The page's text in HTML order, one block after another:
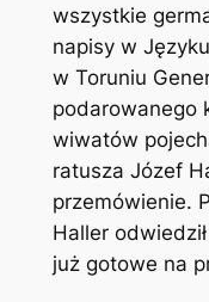
wszystkie
napisy w
w Toruniu
podarowanego
wiwatów
ratusza Józef
przemówienie.
Haller
już gotowe na